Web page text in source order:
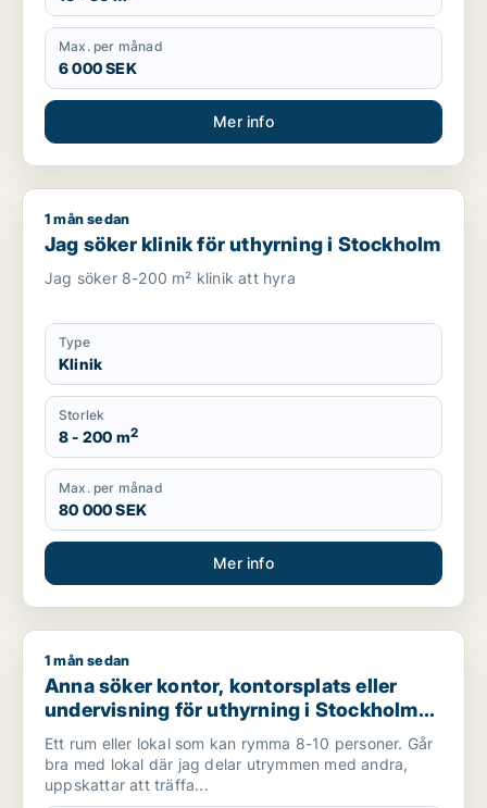
Max. per månad
6 000 SEK
Mer info
Jag söker klinik för uthyrning i Stockholm
1 mån sedan
Jag söker klinik för uthyrning i Stockholm
Jag söker 8-200 m² klinik att hyra
Type
Klinik
Storlek
8 - 200 m2
Max. per månad
80 000 SEK
Mer info
Anna söker kontor, kontorsplats eller undervisning för
1 mån sedan
Anna söker kontor, kontorsplats eller
undervisning för uthyrning i Stockholm
Innerstad, Kungsholmen eller Vasastan
m.fl.
Ett rum eller lokal som kan rymma 8-10 personer. Går
bra med lokal där jag delar utrymmen med andra,
uppskattar att träffa...